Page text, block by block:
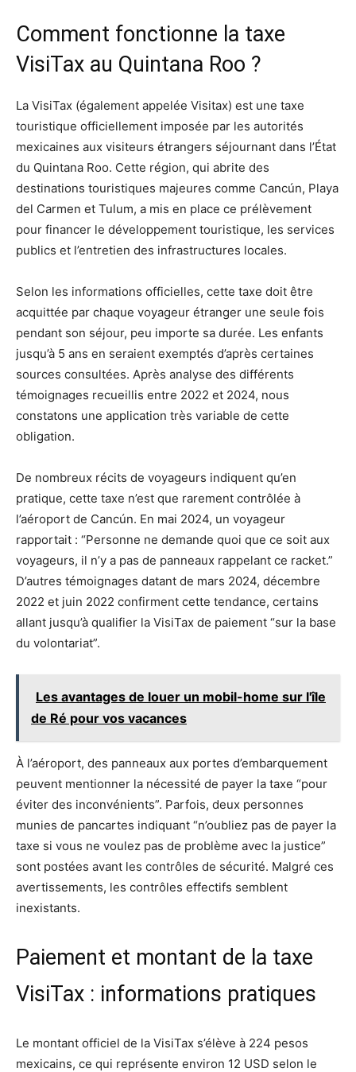
Comment fonctionne la taxe
VisiTax au Quintana Roo ?
La VisiTax (également appelée Visitax) est une taxe
touristique officiellement imposée par les autorités
mexicaines aux visiteurs étrangers séjournant dans l’État
du Quintana Roo. Cette région, qui abrite des
destinations touristiques majeures comme Cancún, Playa
del Carmen et Tulum, a mis en place ce prélèvement
pour financer le développement touristique, les services
publics et l’entretien des infrastructures locales.
Selon les informations officielles, cette taxe doit être
acquittée par chaque voyageur étranger une seule fois
pendant son séjour, peu importe sa durée. Les enfants
jusqu’à 5 ans en seraient exemptés d’après certaines
sources consultées. Après analyse des différents
témoignages recueillis entre 2022 et 2024, nous
constatons une application très variable de cette
obligation.
De nombreux récits de voyageurs indiquent qu’en
pratique, cette taxe n’est que rarement contrôlée à
l’aéroport de Cancún. En mai 2024, un voyageur
rapportait : “Personne ne demande quoi que ce soit aux
voyageurs, il n’y a pas de panneaux rappelant ce racket.”
D’autres témoignages datant de mars 2024, décembre
2022 et juin 2022 confirment cette tendance, certains
allant jusqu’à qualifier la VisiTax de paiement “sur la base
du volontariat”.
Les avantages de louer un mobil-home sur l'île
de Ré pour vos vacances
À l’aéroport, des panneaux aux portes d’embarquement
peuvent mentionner la nécessité de payer la taxe “pour
éviter des inconvénients”. Parfois, deux personnes
munies de pancartes indiquant “n’oubliez pas de payer la
taxe si vous ne voulez pas de problème avec la justice”
sont postées avant les contrôles de sécurité. Malgré ces
avertissements, les contrôles effectifs semblent
inexistants.
Paiement et montant de la taxe
VisiTax : informations pratiques
Le montant officiel de la VisiTax s’élève à 224 pesos
mexicains, ce qui représente environ 12 USD selon le